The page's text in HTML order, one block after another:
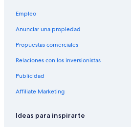
B&B en Le Mesnil-Esnard
Hoteles con casino en Normandía
Hoteles con spa en Normandía
Hoteles todo incluido en Normandía
Hoteles de ski en Normandía
Hoteles de lujo en Normandía
Hoteles en la playa en Normandía
Empleo
Anunciar una propiedad
Propuestas comerciales
Relaciones con los inversionistas
Publicidad
Affiliate Marketing
Ideas para inspirarte